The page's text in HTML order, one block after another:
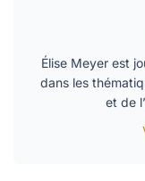
Élise Meyer est
dans les
et de